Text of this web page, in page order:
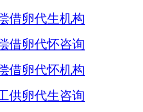
借卵代生机构
借卵代怀咨询
借卵代怀机构
供卵代生咨询